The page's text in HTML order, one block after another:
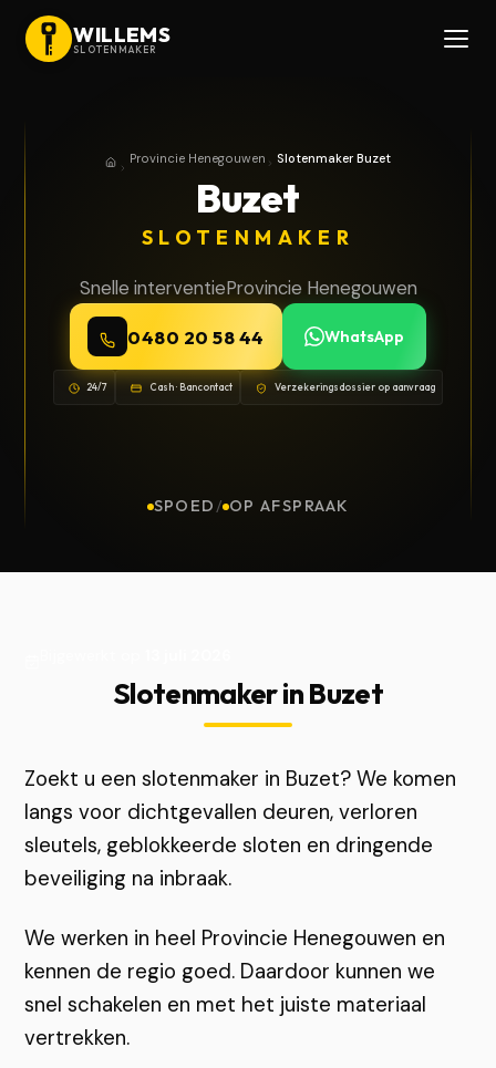
WILLEMS
SLOTENMAKER
HomeProvincie Henegouwen
Provincie Henegouwen Slotenmaker Buzet
Buzet
SLOTENMAKER
Snelle interventieProvincie Henegouwen
0480 20 58 44 WhatsApp
24/7 Cash · Bancontact Verzekeringsdossier op aanvraag
SPOED / OP AFSPRAAK
Slotenmaker in Buzet
Zoekt u een slotenmaker in Buzet? We komen
langs voor dichtgevallen deuren, verloren
sleutels, geblokkeerde sloten en dringende
beveiliging na inbraak.
We werken in heel Provincie Henegouwen en
kennen de regio goed. Daardoor kunnen we
snel schakelen en met het juiste materiaal
vertrekken.